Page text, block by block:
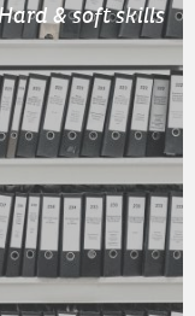
& soft skills